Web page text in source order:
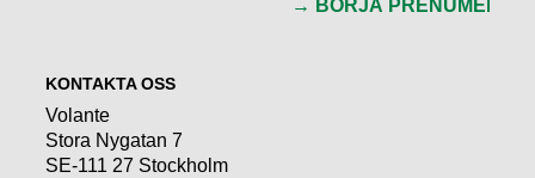
KONTAKTA OSS
Volante
Stora Nygatan 7
SE-111 27 Stockholm